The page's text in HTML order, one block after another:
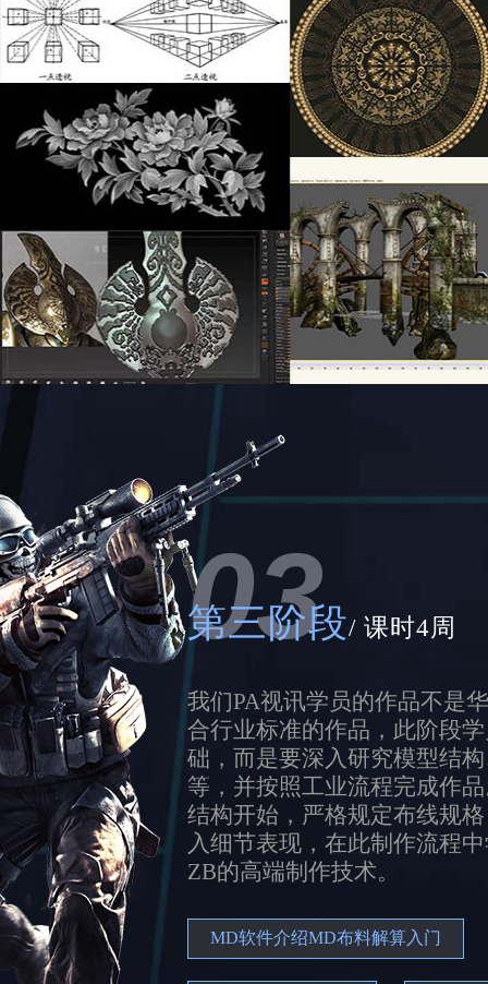
03
第三阶段/ 课时4周
我们PA视讯学员的作品不是
合行业标准的作品，此阶段
础，而是要深入研究模型结
等，并按照工业流程完成作
结构开始，严格规定布线规
入细节表现，在此制作流程
ZB的高端制作技术。
MD软件介绍MD布料解算入门